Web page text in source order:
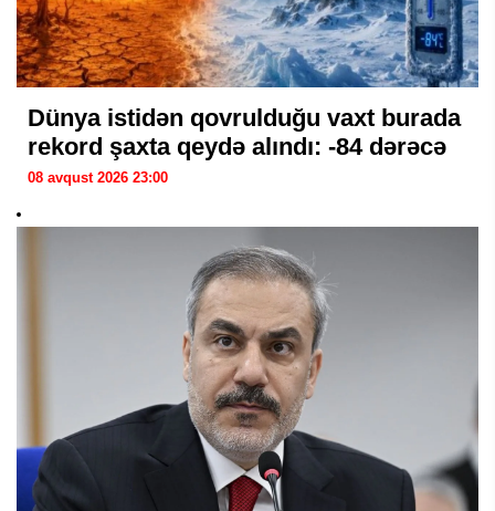
Dünya istidən qovrulduğu vaxt burada
rekord şaxta qeydə alındı: -84 dərəcə
08 avqust 2026 23:00